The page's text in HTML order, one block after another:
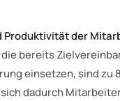
Produktivität der
bereits
einsetzen, sind zu
dadurch